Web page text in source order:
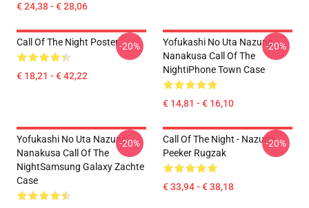
€ 24,38 - € 28,06
Call Of The Night Poster
€ 18,21 - € 42,22
-20%
Yofukashi No Uta Nazuna
Nanakusa Call Of The
NightiPhone Town Case
€ 14,81 - € 16,10
-20%
Yofukashi No Uta Nazuna
Nanakusa Call Of The
NightSamsung Galaxy Zachte
Case
-20%
Call Of The Night - Nazuna
Peeker Rugzak
€ 33,94 - € 38,18
-20%